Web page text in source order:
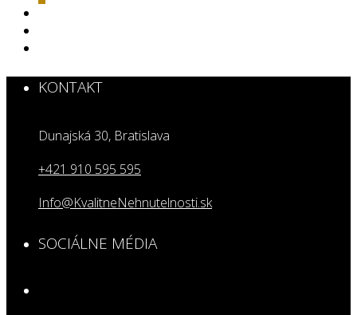
KONTAKT
Dunajská 30, Bratislava
+421 910 595 595
Info@KvalitneNehnutelnosti.sk
SOCIÁLNE MÉDIA